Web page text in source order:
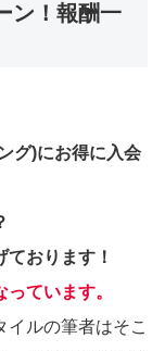
ン！報酬一
グ)にお得に入会
おります！
ています。
ルの筆者はそこ